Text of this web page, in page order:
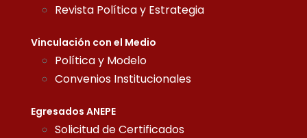
Revista Política y Estrategia
Vinculación con el Medio
Política y Modelo
Convenios Institucionales
Egresados ANEPE
Solicitud de Certificados